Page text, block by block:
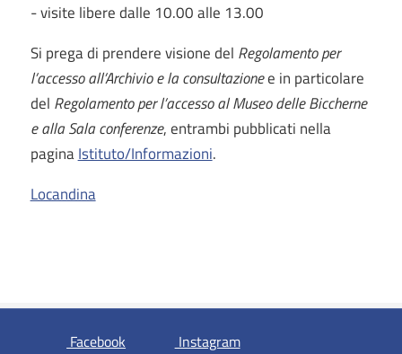
- visite libere dalle 10.00 alle 13.00
Si prega di prendere visione del Regolamento per
l’accesso all’Archivio e la consultazionee in particolare
del Regolamento per l’accesso al Museo delle Biccherne
e alla Sala conferenze, entrambi pubblicati nella
paginaIstituto/Informazioni.
Locandina
Facebook si apre in una nuova scheda
Instagramsi apre in una nuova